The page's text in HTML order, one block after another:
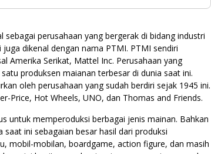
sebagai perusahaan yang bergerak di bidang industri
juga dikenal dengan nama PTMI. PTMI sendiri
Amerika Serikat, Mattel Inc. Perusahaan yang
produksen maianan terbesar di dunia saat ini.
oleh perusahaan yang sudah berdiri sejak 1945 ini.
Price, Hot Wheels, UNO, dan Thomas and Friends.
untuk memperoduksi berbagai jenis mainan. Bahkan
ini sebagaian besar hasil dari produksi
mobil-mobilan, boardgame, action figure, dan masih